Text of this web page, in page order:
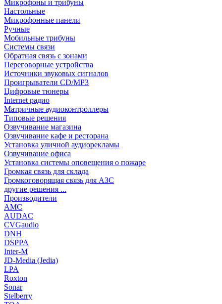
Микрофоны и трибуны
Настольные
Микрофонные панели
Ручные
Мобильные трибуны
Системы связи
Обратная связь с зонами
Переговорные устройства
Источники звуковых сигналов
Проигрыватели CD/MP3
Цифровые тюнеры
Internet радио
Матричные аудиоконтроллеры
Типовые решения
Озвучивание магазина
Озвучивание кафе и ресторана
Установка уличной аудиорекламы
Озвучивание офиса
Установка системы оповещения о пожаре
Громкая связь для склада
Громкоговорящая связь для АЗС
другие решения ...
Производители
AMC
AUDAC
CVGaudio
DNH
DSPPA
Inter-M
JD-Media (Jedia)
LPA
Roxton
Sonar
Stelberry